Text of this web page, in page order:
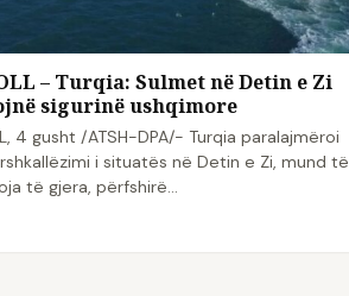
– Turqia: Sulmet në Detin e Zi
sigurinë ushqimore
4 gusht /ATSH-DPA/- Turqia paralajmëroi
i situatës në Detin e Zi, mund të
të gjera, përfshirë…